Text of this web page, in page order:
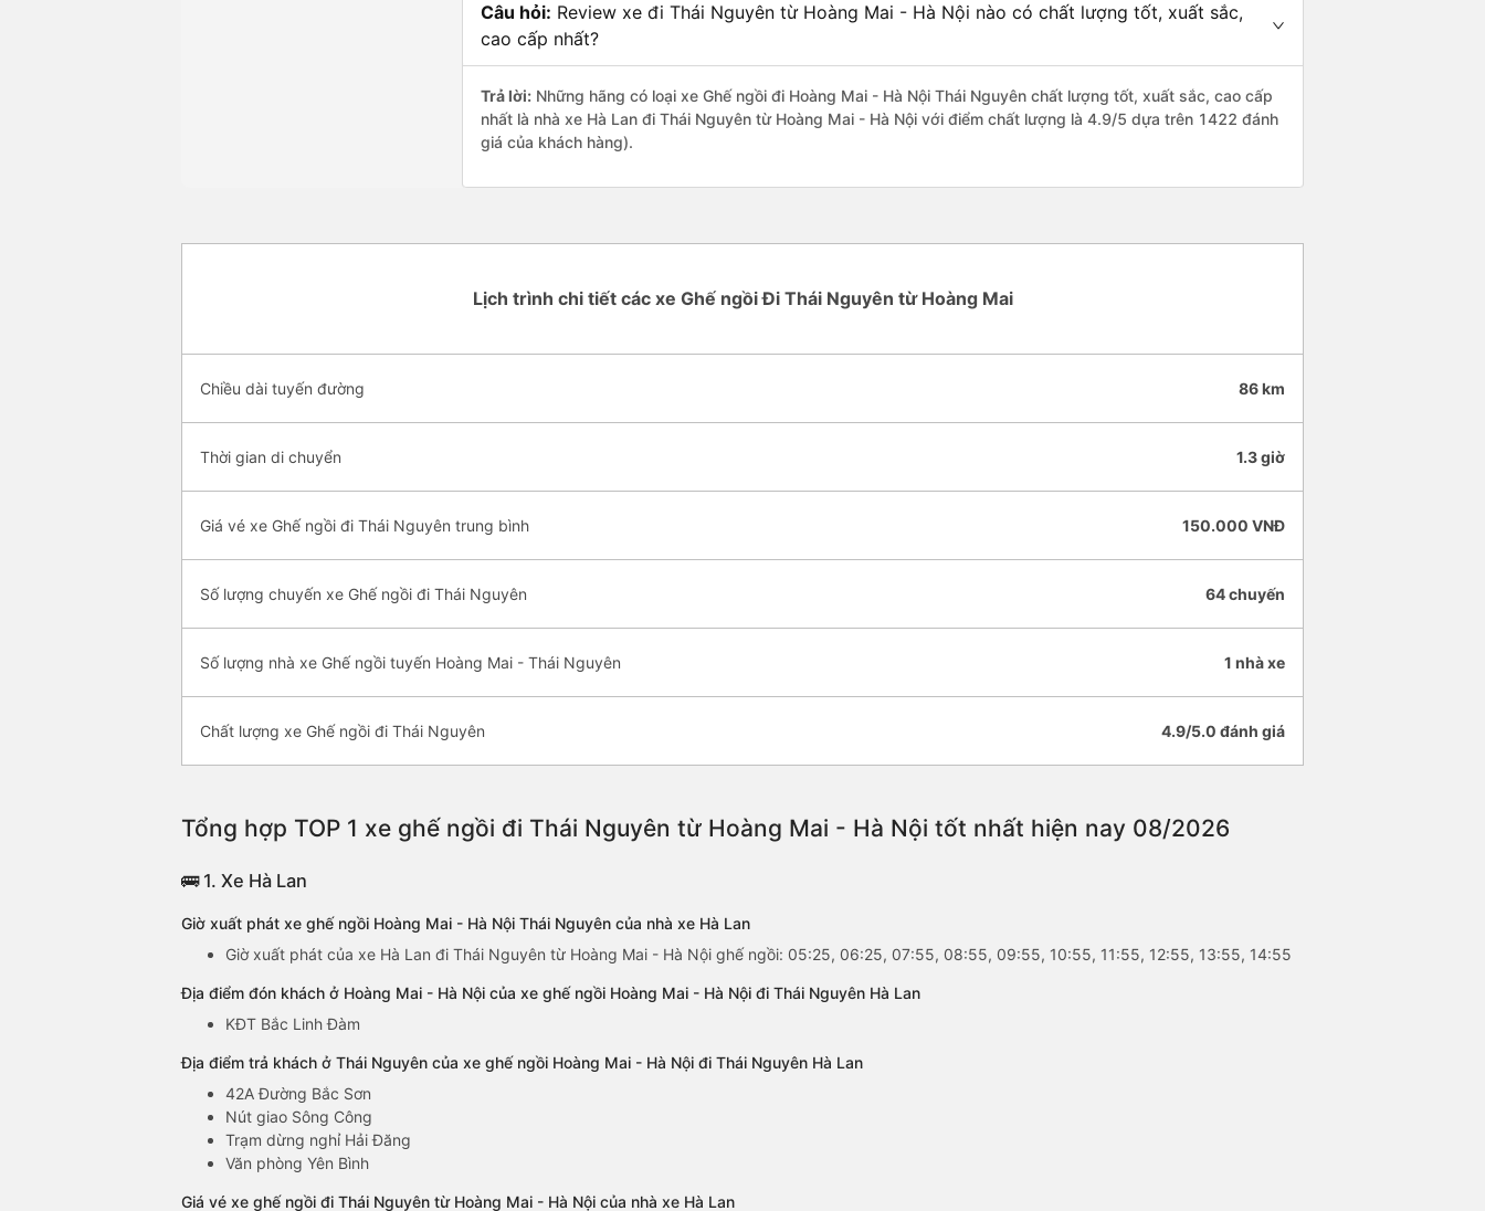
Câu hỏi: Review xe đi Thái Nguyên từ Hoàng Mai - Hà Nội nào có chất lượng tốt, xuất sắc,
cao cấp nhất?
Trả lời: Những hãng có loại xe Ghế ngồi đi Hoàng Mai - Hà Nội Thái Nguyên chất lượng tốt, xuất sắc, cao cấp
nhất là nhà xe Hà Lan đi Thái Nguyên từ Hoàng Mai - Hà Nội với điểm chất lượng là 4.9/5 dựa trên 1422 đánh
giá của khách hàng).
Lịch trình chi tiết các xe Ghế ngồi Đi Thái Nguyên từ Hoàng Mai
Chiều dài tuyến đường 86 km
Thời gian di chuyển 1.3 giờ
Giá vé xe Ghế ngồi đi Thái Nguyên trung bình 150.000 VNĐ
Số lượng chuyến xe Ghế ngồi đi Thái Nguyên 64 chuyến
Số lượng nhà xe Ghế ngồi tuyến Hoàng Mai - Thái Nguyên 1 nhà xe
Chất lượng xe Ghế ngồi đi Thái Nguyên 4.9/5.0 đánh giá
Tổng hợp TOP 1 xe ghế ngồi đi Thái Nguyên từ Hoàng Mai - Hà Nội tốt nhất hiện nay 08/2026
🚌 1. Xe Hà Lan
Giờ xuất phát xe ghế ngồi Hoàng Mai - Hà Nội Thái Nguyên của nhà xe Hà Lan
Giờ xuất phát của xe Hà Lan đi Thái Nguyên từ Hoàng Mai - Hà Nội ghế ngồi: 05:25, 06:25, 07:55, 08:55, 09:55, 10:55, 11:55, 12:55, 13:55, 14:55
Địa điểm đón khách ở Hoàng Mai - Hà Nội của xe ghế ngồi Hoàng Mai - Hà Nội đi Thái Nguyên Hà Lan
KĐT Bắc Linh Đàm
Địa điểm trả khách ở Thái Nguyên của xe ghế ngồi Hoàng Mai - Hà Nội đi Thái Nguyên Hà Lan
42A Đường Bắc Sơn
Nút giao Sông Công
Trạm dừng nghỉ Hải Đăng
Văn phòng Yên Bình
Giá vé xe ghế ngồi đi Thái Nguyên từ Hoàng Mai - Hà Nội của nhà xe Hà Lan